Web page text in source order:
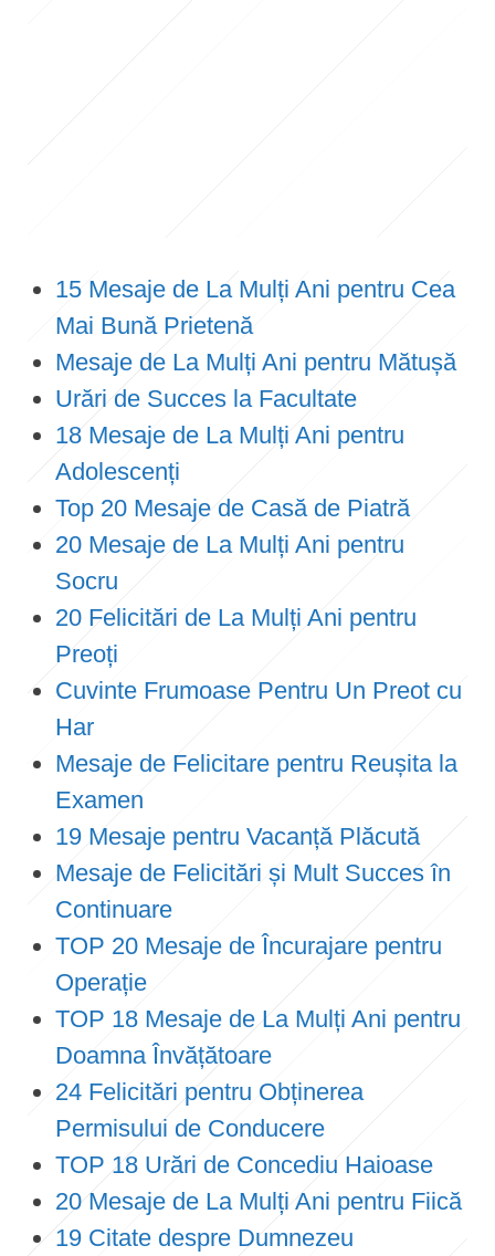
15 Mesaje de La Mulți Ani pentru Cea
Mai Bună Prietenă
Mesaje de La Mulți Ani pentru Mătușă
Urări de Succes la Facultate
18 Mesaje de La Mulți Ani pentru
Adolescenți
Top 20 Mesaje de Casă de Piatră
20 Mesaje de La Mulți Ani pentru
Socru
20 Felicitări de La Mulți Ani pentru
Preoți
Cuvinte Frumoase Pentru Un Preot cu
Har
Mesaje de Felicitare pentru Reușita la
Examen
19 Mesaje pentru Vacanță Plăcută
Mesaje de Felicitări și Mult Succes în
Continuare
TOP 20 Mesaje de Încurajare pentru
Operație
TOP 18 Mesaje de La Mulți Ani pentru
Doamna Învățătoare
24 Felicitări pentru Obținerea
Permisului de Conducere
TOP 18 Urări de Concediu Haioase
20 Mesaje de La Mulți Ani pentru Fiică
19 Citate despre Dumnezeu